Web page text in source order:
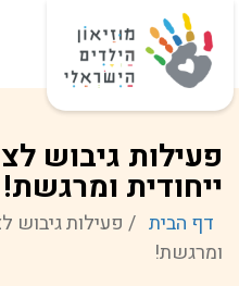
פעילות גיבוש
ייחודית ומרגשת!
דף הבית / פעילות גיבוש
ומרגשת!